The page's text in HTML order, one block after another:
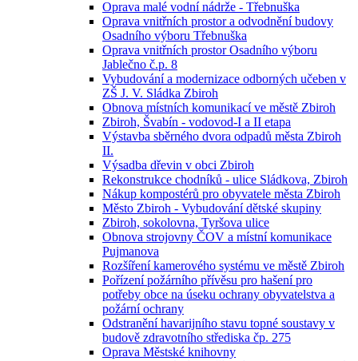
Oprava malé vodní nádrže - Třebnuška
Oprava vnitřních prostor a odvodnění budovy
Osadního výboru Třebnuška
Oprava vnitřních prostor Osadního výboru
Jablečno č.p. 8
Vybudování a modernizace odborných učeben v
ZŠ J. V. Sládka Zbiroh
Obnova místních komunikací ve městě Zbiroh
Zbiroh, Švabín - vodovod-I a II etapa
Výstavba sběrného dvora odpadů města Zbiroh
II.
Výsadba dřevin v obci Zbiroh
Rekonstrukce chodníků - ulice Sládkova, Zbiroh
Nákup kompostérů pro obyvatele města Zbiroh
Město Zbiroh - Vybudování dětské skupiny
Zbiroh, sokolovna, Tyršova ulice
Obnova strojovny ČOV a místní komunikace
Pujmanova
Rozšíření kamerového systému ve městě Zbiroh
Pořízení požárního přívěsu pro hašení pro
potřeby obce na úseku ochrany obyvatelstva a
požární ochrany
Odstranění havarijního stavu topné soustavy v
budově zdravotního střediska čp. 275
Oprava Městské knihovny